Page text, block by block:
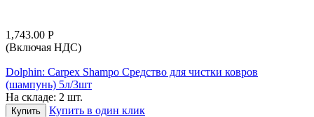
1,743.00 Р
(Включая НДС)
Dolphin: Carpex Shampo Средство для чистки ковров
(шампунь) 5л/3шт
На складе: 2 шт.
Купить Купить в один клик